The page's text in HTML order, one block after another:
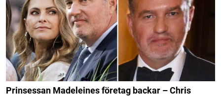
Prinsessan Madeleines företag backar – Chris